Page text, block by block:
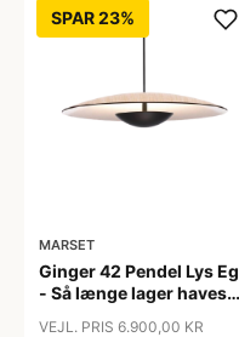
SPAR 23%
MARSET
Ginger 42 Pendel Lys Eg
- Så længe lager haves-
VEJL. PRIS 6.900,00 KR